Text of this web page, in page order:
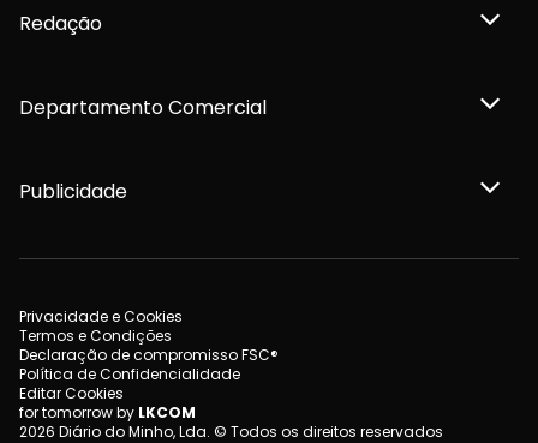
Redação
Departamento Comercial
Publicidade
Privacidade e Cookies
Termos e Condições
Declaração de compromisso FSC®
Política de Confidencialidade
Editar Cookies
for tomorrow by LKCOM
2026 Diário do Minho, Lda. © Todos os direitos reservados